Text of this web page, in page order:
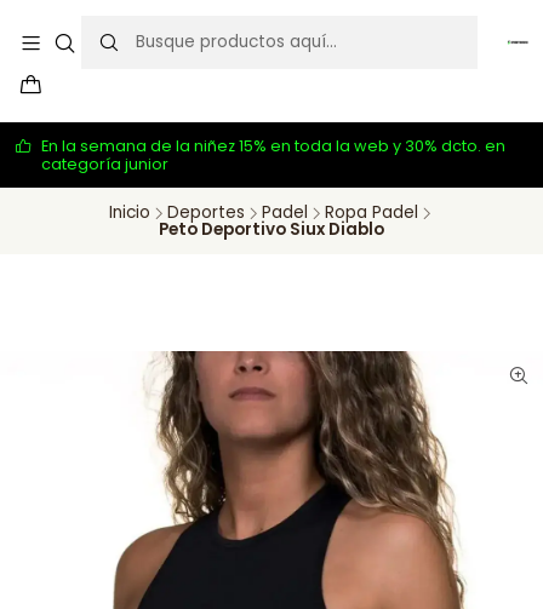
En la semana de la niñez 15% en toda la web y 30% dcto. en
categoría junior
Inicio Deportes Padel Ropa Padel
Peto Deportivo Siux Diablo